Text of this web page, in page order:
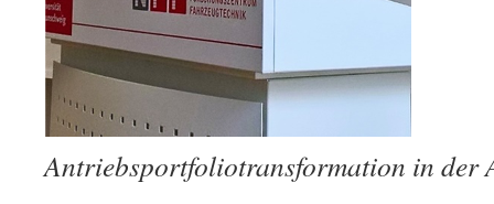
Antriebsportfoliotransformation in der